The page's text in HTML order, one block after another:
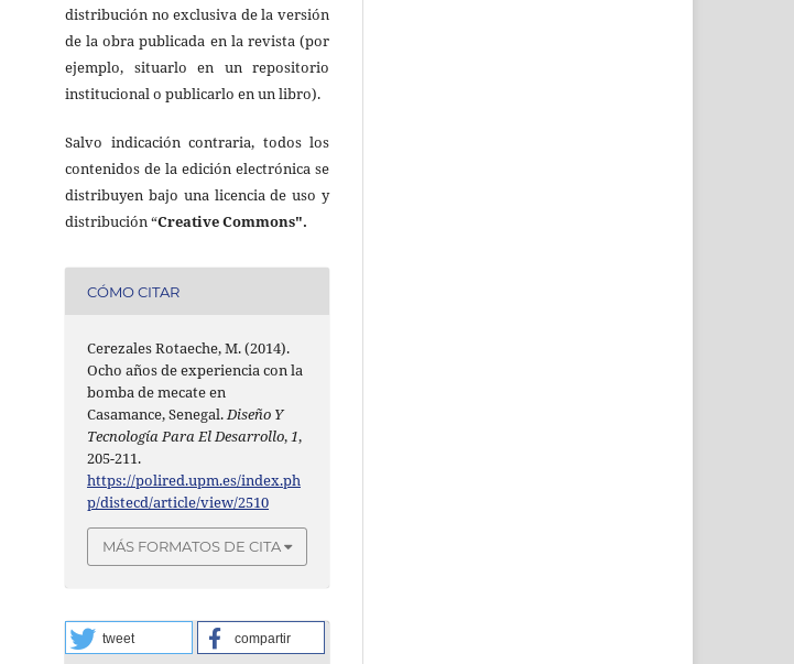
distribución no exclusiva de la versión
de la obra publicada en la revista (por
ejemplo, situarlo en un repositorio
institucional o publicarlo en un libro).
Salvo indicación contraria, todos los
contenidos de la edición electrónica se
distribuyen bajo una licencia de uso y
distribución “Creative Commons".
CÓMO CITAR
Cerezales Rotaeche, M. (2014).
Ocho años de experiencia con la
bomba de mecate en
Casamance, Senegal.Diseño Y
Tecnología Para El Desarrollo,1,
205-211.
https://polired.upm.es/index.ph
p/distecd/article/view/2510
MÁS FORMATOS DE CITA
tweet compartir